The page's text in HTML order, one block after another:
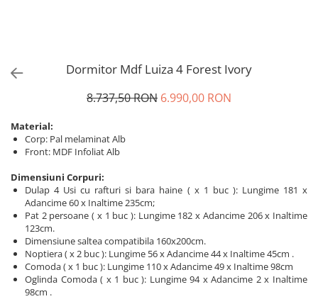
Dormitor Mdf Luiza 4 Forest Ivory
8.737,50 RON 6.990,00 RON
Material:
Corp: Pal melaminat Alb
Front: MDF Infoliat Alb
Dimensiuni Corpuri:
Dulap 4 Usi cu rafturi si bara haine ( x 1 buc ): Lungime 181 x
Adancime 60 x Inaltime 235cm;
Pat 2 persoane ( x 1 buc ): Lungime 182 x Adancime 206 x Inaltime
123cm.
Dimensiune saltea compatibila 160x200cm.
Noptiera ( x 2 buc ): Lungime 56 x Adancime 44 x Inaltime 45cm .
Comoda ( x 1 buc ): Lungime 110 x Adancime 49 x Inaltime 98cm
Oglinda Comoda ( x 1 buc ): Lungime 94 x Adancime 2 x Inaltime
98cm .